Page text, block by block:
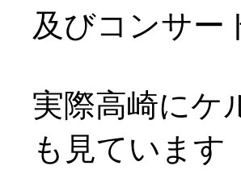
及びコンサー
実際高崎にケ
も見ています